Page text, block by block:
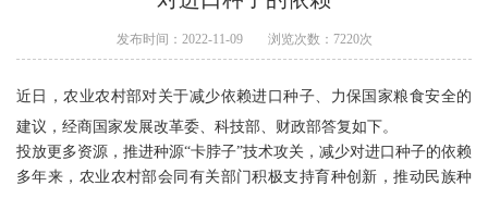
发布时间：2022-11-09 浏览次数：7220次
近日，农业农村部对关于减少依赖进口种子、力保国家粮食安全的
建议，经商国家发展改革委、科技部、财政部答复如下。
投放更多资源，推进种源“卡脖子”技术攻关，减少对进口种子的依赖
多年来，农业农村部会同有关部门积极支持育种创新，推动民族种